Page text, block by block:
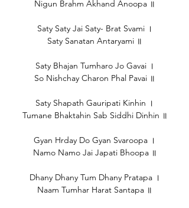
Nigun Brahm Akhand Anoopa ॥
Saty Saty Jai Saty- Brat Svami ।
Saty Sanatan Antaryami ॥
Saty Bhajan Tumharo Jo Gavai ।
So Nishchay Charon Phal Pavai ॥
Saty Shapath Gauripati Kinhin ।
Tumane Bhaktahin Sab Siddhi Dinhin ॥
Gyan Hrday Do Gyan Svaroopa ।
Namo Namo Jai Japati Bhoopa ॥
Dhany Dhany Tum Dhany Pratapa ।
Naam Tumhar Harat Santapa ॥